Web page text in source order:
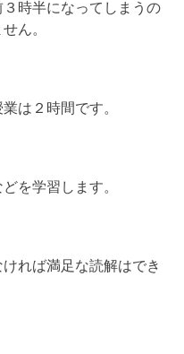
時半になってしまうの
ん。
は２時間です。
を学習します。
れば満足な読解はでき